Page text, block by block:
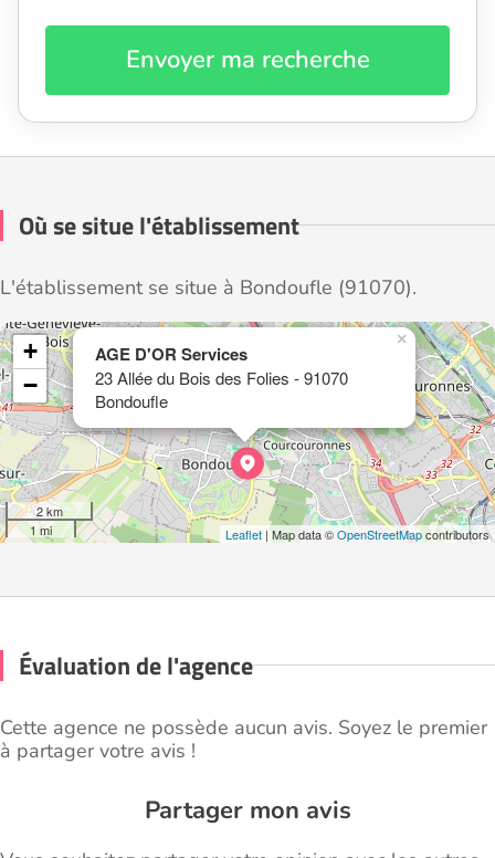
Envoyer ma recherche
Où se situe l'établissement
L'établissement se situe à Bondoufle (91070).
AGE D'OR Services
23 Allée du Bois des Folies - 91070
Bondoufle
×
+
−
2 km
1 mi
Leaflet | Map data ©OpenStreetMapcontributors
Évaluation de l'agence
Cette agence ne possède aucun avis. Soyez le premier
à partager votre avis !
Partager mon avis